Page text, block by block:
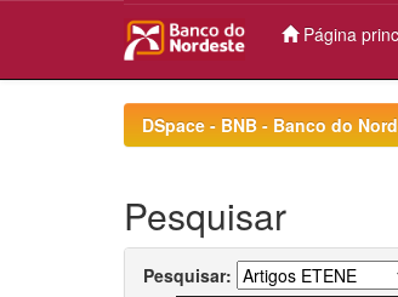
Página
DSpace - BNB - Banco do
Pesquisar
Pesquisar: